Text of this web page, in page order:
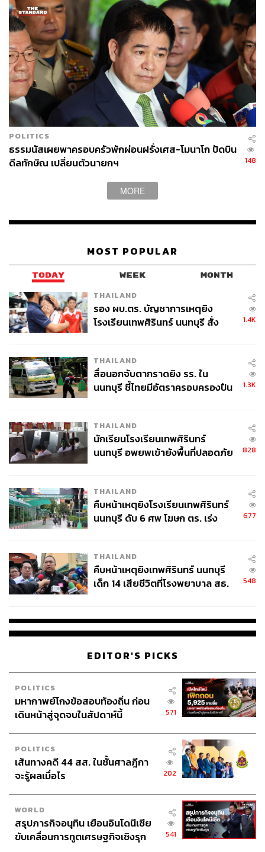
POLITICS
ธรรมนัสเผยพาครอบครัวพักผ่อนฝรั่งเศส-โมนาโก ปัดบิน
ดีลทักษิณ เปลี่ยนตัวนายกฯ
148
MORE
MOST POPULAR
TODAY WEEK MONTH
THAILAND
รอง ผบ.ตร. บัญชาการเหตุยิง
โรงเรียนเทพศิรินทร์ นนทบุรี สั่ง
1.4K
THAILAND
สื่อนอกจับตากราดยิง รร. ใน
นนทบุรี ชี้ไทยมีอัตราครอบครองปืน
1.3K
THAILAND
นักเรียนโรงเรียนเทพศิรินทร์
นนทบุรี อพยพเข้ายังพื้นที่ปลอดภัย
828
THAILAND
คืบหน้าเหตุยิงโรงเรียนเทพศิรินทร์
นนทบุรี ดับ 6 ศพ โฆษก ตร. เร่ง
677
THAILAND
คืบหน้าเหตุยิงเทพศิรินทร์ นนทบุรี
เด็ก 14 เสียชีวิตที่โรงพยาบาล สธ.
548
EDITOR'S PICKS
POLITICS
มหากาพย์โกงข้อสอบท้องถิ่น ก่อน
เดินหน้าสู่จุดจบในสัปดาห์นี้
571
POLITICS
เส้นทางคดี 44 สส. ในชั้นศาลฎีกา
จะรู้ผลเมื่อไร
202
WORLD
สรุปภารกิจอนุทิน เยือนอินโดนีเซีย
ขับเคลื่อนการทูตเศรษฐกิจเชิงรุก
541